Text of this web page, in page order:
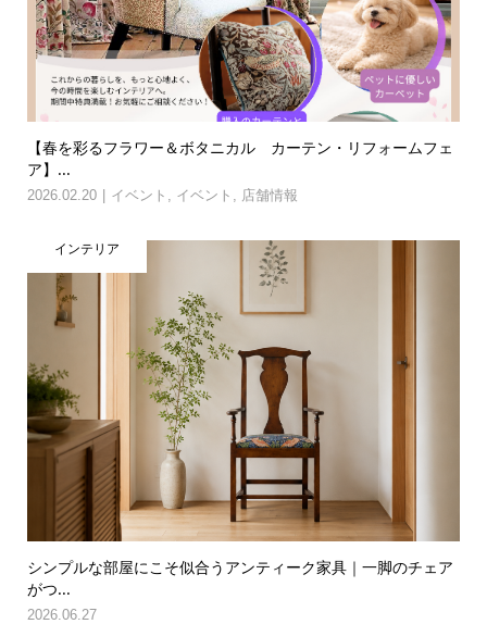
【春を彩るフラワー＆ボタニカル カーテン・リフォームフェ
ア】...
2026.02.20 イベント , イベント , 店舗情報
インテリア
シンプルな部屋にこそ似合うアンティーク家具｜一脚のチェア
がつ...
2026.06.27